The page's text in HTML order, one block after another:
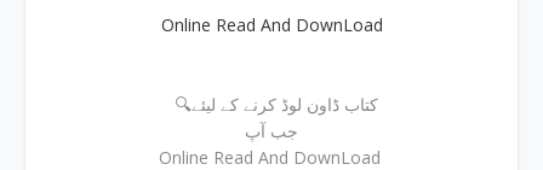
Online Read And DownLoad
🔍کتاب ڈاون لوڈ کرنے کے لیئے
جب آپ
Online Read And DownLoad